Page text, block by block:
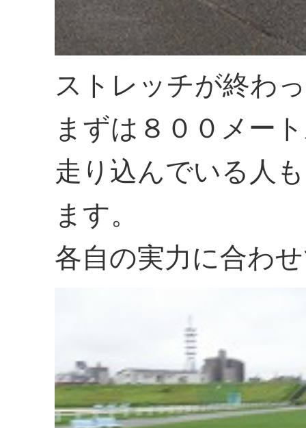
ストレッチが終わ
まずは８００メー
走り込んでいる人
ます。
各自の実力に合わ